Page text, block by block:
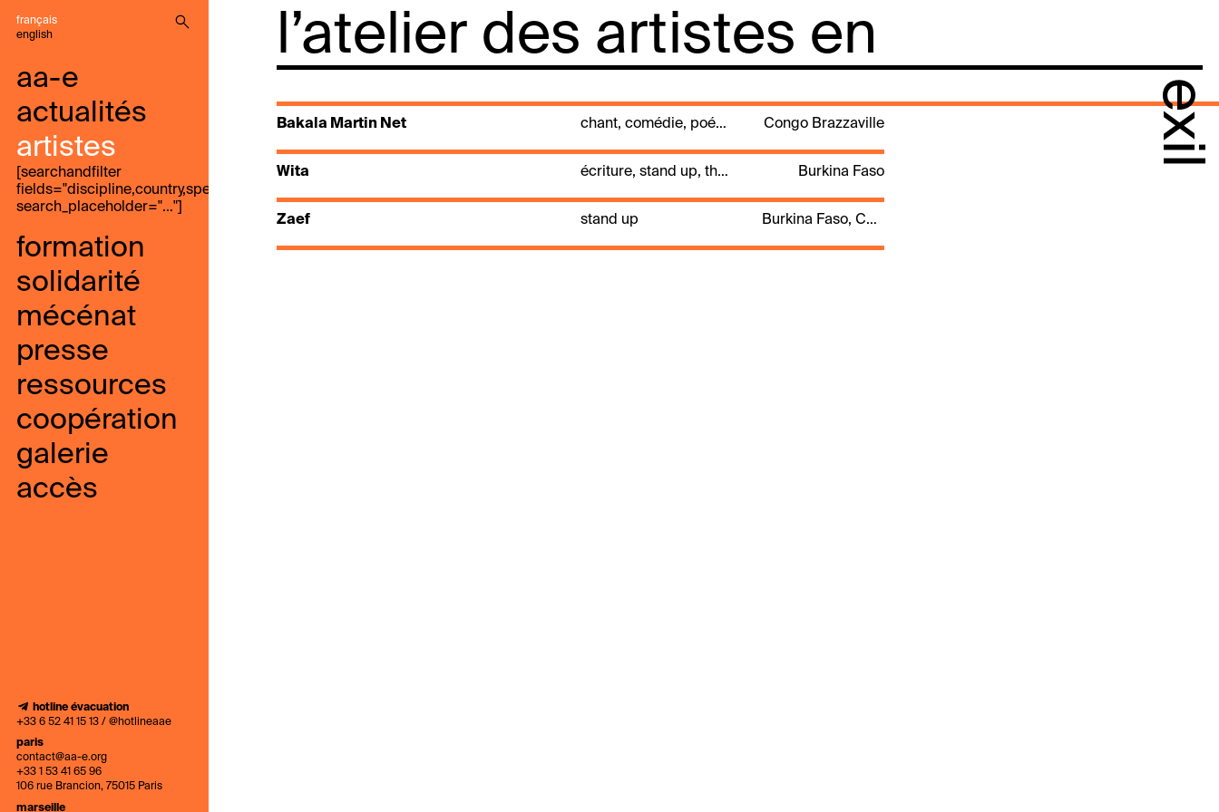
l’atelier des artistes en
français
english
aa-e
actualités
artistes
[searchandfilter
fields="discipline,country,speak,genre,search"
search_placeholder="…"]
formation
solidarité
mécénat
presse
ressources
coopération
galerie
accès
hotline évacuation
+33 6 52 41 15 13 / @hotlineaae
paris
contact@aa-e.org
+33 1 53 41 65 96
106 rue Brancion, 75015 Paris
marseille
exil
Bakala Martin Net chant, comédie, poésie, rap, stand up Congo Brazzaville
Wita écriture, stand up, théâtre Burkina Faso
Zaef stand up Burkina Faso, Côte d'Ivoire, Gabon, Mali